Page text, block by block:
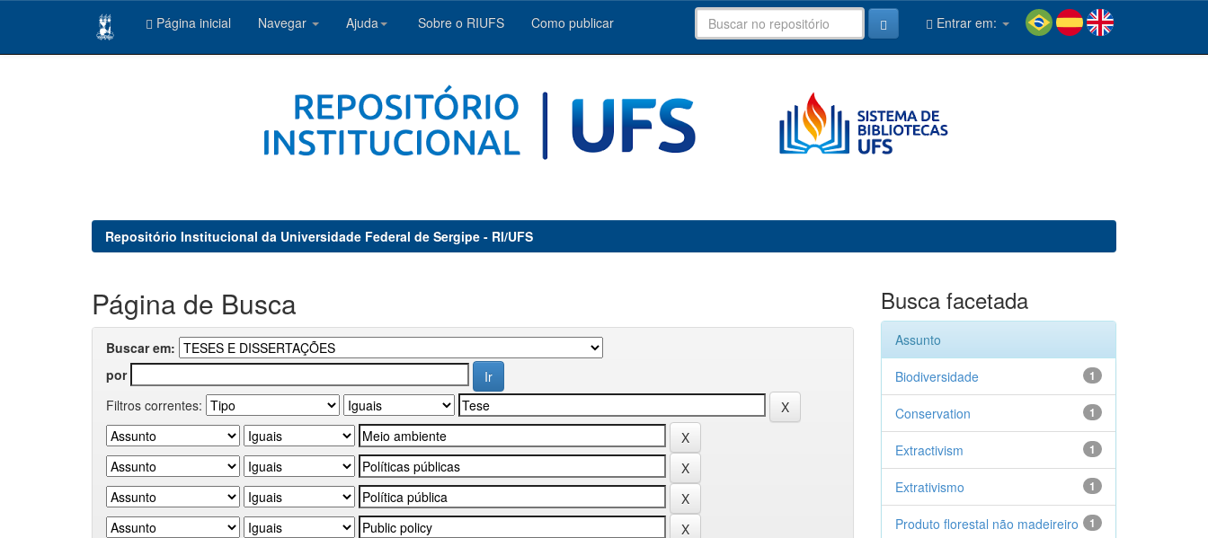
Página inicial Navegar Ajuda Sobre o RIUFS Como publicar Entrar em:
Repositório Institucional da Universidade Federal de Sergipe - RI/UFS
Página de Busca
Buscar em:
por
Filtros correntes:
Busca facetada
Assunto
1
Biodiversidade
1
Conservation
1
Extractivism
1
Extrativismo
1
Produto florestal não madeireiro